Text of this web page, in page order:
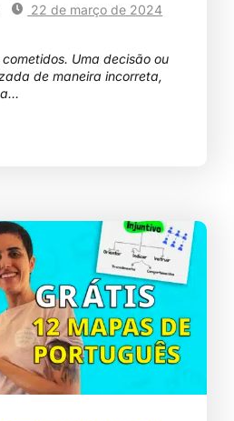
22 de março de 2024
Uma decisão ou
de maneira incorreta,
a…